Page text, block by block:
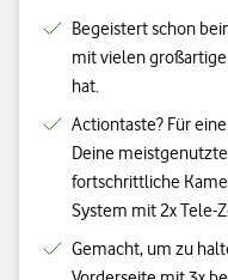
Begeistert schon
mit vielen
hat.
Actiontaste? Für
Deine
fortschrittliche
System mit 2x Tele-
Gemacht, um zu